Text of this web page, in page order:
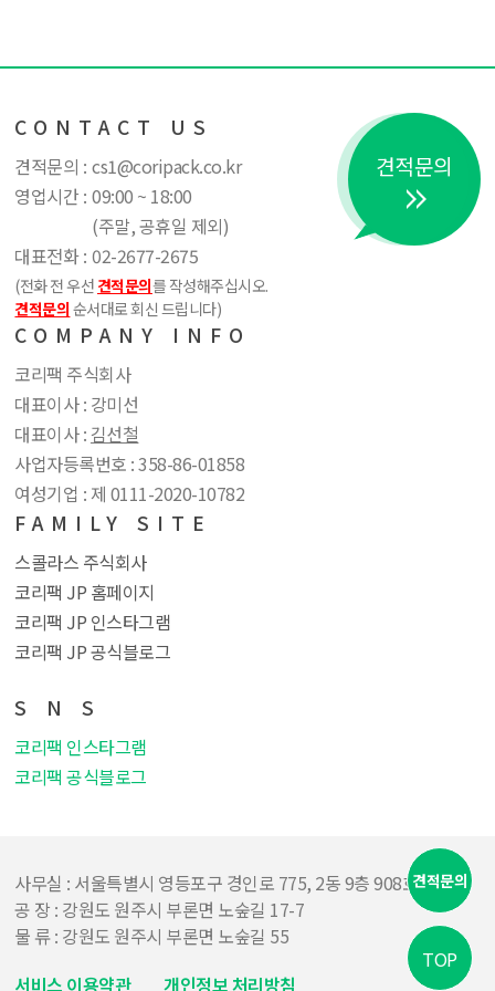
TOP
견적문의
CONTACT US
견적문의 : cs1@coripack.co.kr
영업시간 : 09:00 ~ 18:00
(주말, 공휴일 제외)
대표전화 : 02-2677-2675
(전화 전 우선 견적문의를 작성해주십시오.
견적문의 순서대로 회신 드립니다)
COMPANY INFO
코리팩 주식회사
대표이사 : 강미선
대표이사 : 김선철
사업자등록번호 : 358​-86​-01858
여성기업 : 제 0111​-2020​-10782
FAMILY SITE
스콜라스 주식회사
코리팩 JP 홈페이지
코리팩 JP 인스타그램
코리팩 JP 공식블로그
S N S
코리팩 인스타그램
코리팩 공식블로그
견적문의
사무실 : 서울특별시 영등포구 경인로 775, 2동 9층 908호
공 장 : 강원도 원주시 부론면 노숲길 17-7
물 류 : 강원도 원주시 부론면 노숲길 55
서비스 이용약관
개인정보 처리방침